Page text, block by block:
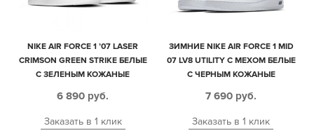
NIKE AIR FORCE 1 ’07 LASER
CRIMSON GREEN STRIKE БЕЛЫЕ
С ЗЕЛЕНЫМ КОЖАНЫЕ
6 890 руб.
Заказать в 1 клик
ЗИМНИЕ NIKE AIR FORCE 1 MID
07 LV8 UTILITY С МЕХОМ БЕЛЫЕ
С ЧЕРНЫМ КОЖАНЫЕ
7 690 руб.
Заказать в 1 клик